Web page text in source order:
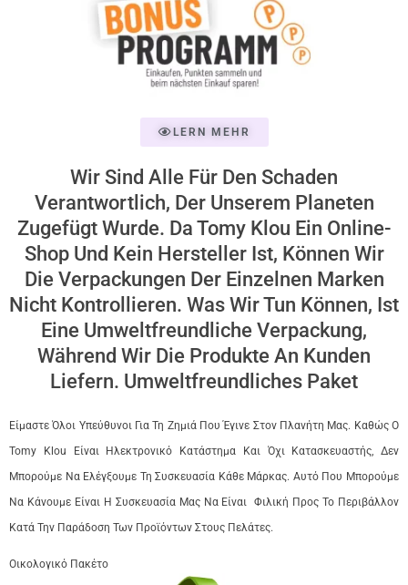
LERN MEHR
Wir Sind Alle Für Den Schaden
Verantwortlich, Der Unserem Planeten
Zugefügt Wurde. Da Tomy Klou Ein Online-
Shop Und Kein Hersteller Ist, Können Wir
Die Verpackungen Der Einzelnen Marken
Nicht Kontrollieren. Was Wir Tun Können, Ist
Eine Umweltfreundliche Verpackung,
Während Wir Die Produkte An Kunden
Liefern. Umweltfreundliches Paket
Είμαστε Όλοι Υπεύθυνοι Για Τη Ζημιά Που Έγινε Στον Πλανήτη Μας. Καθώς Ο
Tomy Klou Είναι Ηλεκτρονικό Κατάστημα Και Όχι Κατασκευαστής, Δεν
Μπορούμε Να Ελέγξουμε Τη Συσκευασία Κάθε Μάρκας. Αυτό Που Μπορούμε
Να Κάνουμε Είναι Η Συσκευασία Μας Να Είναι Φιλική Προς Το Περιβάλλον
Κατά Την Παράδοση Των Προϊόντων Στους Πελάτες.
Οικολογικό Πακέτο